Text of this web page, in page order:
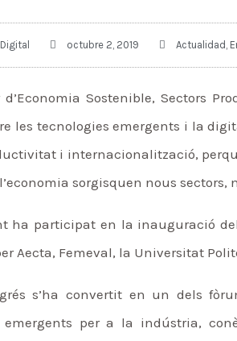
octubre 2, 2019 Actualidad
d’Economia Sostenible, Sectors
les tecnologies emergents i la
i internacionalització,
sorgisquen nous sectors,
ha participat en la inauguració
Aecta, Femeval, la Universitat
s’ha convertit en un dels
emergents per a la indústria,